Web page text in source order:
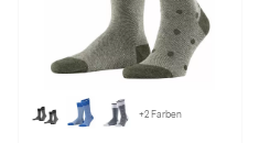
+2 Farben